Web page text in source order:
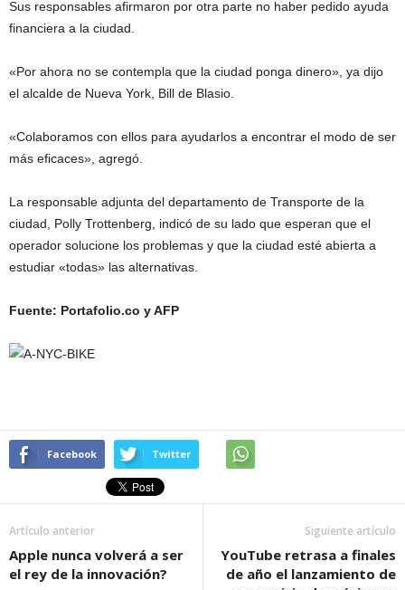
Sus responsables afirmaron por otra parte no haber pedido ayuda
financiera a la ciudad.
«Por ahora no se contempla que la ciudad ponga dinero», ya dijo
el alcalde de Nueva York, Bill de Blasio.
«Colaboramos con ellos para ayudarlos a encontrar el modo de ser
más eficaces», agregó.
La responsable adjunta del departamento de Transporte de la
ciudad, Polly Trottenberg, indicó de su lado que esperan que el
operador solucione los problemas y que la ciudad esté abierta a
estudiar «todas» las alternativas.
Fuente: Portafolio.co y AFP
Facebook Twitter
Artículo anterior
Apple nunca volverá a ser
el rey de la innovación?
Siguiente artículo
YouTube retrasa a finales
de año el lanzamiento de